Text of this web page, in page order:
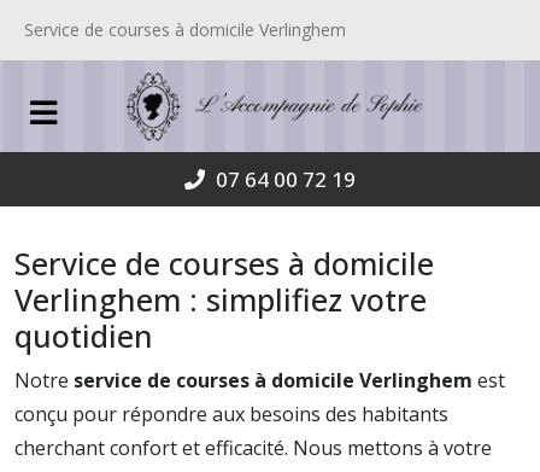
Service de courses à domicile Verlinghem
07 64 00 72 19
Service de courses à domicile
Verlinghem : simplifiez votre
quotidien
Notre service de courses à domicile Verlinghem est
conçu pour répondre aux besoins des habitants
cherchant confort et efficacité. Nous mettons à votre